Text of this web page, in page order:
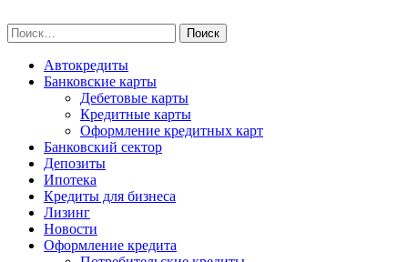
to
content
Найти:
Автокредиты
Банковские карты
Дебетовые карты
Кредитные карты
Оформление кредитных карт
Банковский сектор
Депозиты
Ипотека
Кредиты для бизнеса
Лизинг
Новости
Оформление кредита